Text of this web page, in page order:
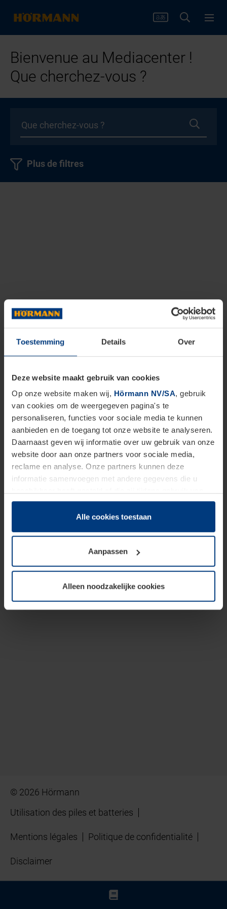
Toestemming Details Over
Deze website maakt gebruik van cookies
Op onze website maken wij, Hörmann NV/SA, gebruik
van cookies om de weergegeven pagina's te
personaliseren, functies voor sociale media te kunnen
aanbieden en de toegang tot onze website te analyseren.
Daarnaast geven wij informatie over uw gebruik van onze
website door aan onze partners voor sociale media,
reclame en analyse. Onze partners kunnen deze
informatie samenvoegen met andere gegevens die u
hun diensten hebben verzameld.
Juridisch hebben wij het recht om cookies op uw
van deze pagina's absoluut vereist is. Voor alle andere
soorten cookies is uw toestemming benodigd. Uw
toestemming kunt u op elk moment bij de uitleg van de
wijzigen of herroepen.
Alle cookies toestaan
Aanpassen
Alleen noodzakelijke cookies
Bienvenue au Mediacenter !
Que cherchez-vous ?
Plus de filtres
© 2026 Hörmann
Utilisation des piles et batteries
Mentions légales Politique de confidentialité
Disclaimer